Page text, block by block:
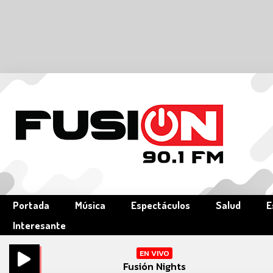
Portada Música Espectáculos Salud
Interesante
EN VIVO
Fusión Nights